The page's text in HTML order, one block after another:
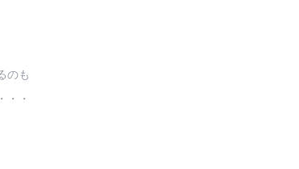
のも
・・